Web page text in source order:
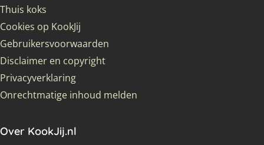
Thuis koks
Cookies op KookJij
Gebruikersvoorwaarden
Disclaimer en copyright
Privacyverklaring
Onrechtmatige inhoud melden
Over KookJij.nl